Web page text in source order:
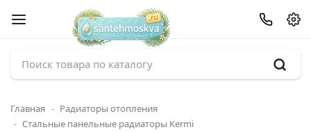
Главная
Радиаторы отопления
Стальные панельные радиаторы Kermi